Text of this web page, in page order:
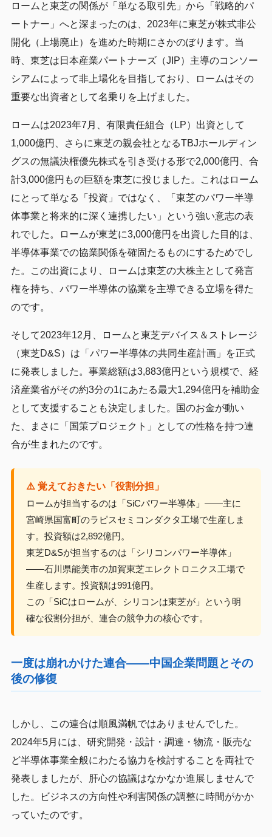
ロームと東芝の関係が「単なる取引先」から「戦略的パ
ートナー」へと深まったのは、2023年に東芝が株式非公
開化（上場廃止）を進めた時期にさかのぼります。当
時、東芝は日本産業パートナーズ（JIP）主導のコンソー
シアムによって非上場化を目指しており、ロームはその
重要な出資者として名乗りを上げました。
ロームは2023年7月、有限責任組合（LP）出資として
1,000億円、さらに東芝の親会社となるTBJホールディン
グスの無議決権優先株式を引き受ける形で2,000億円、合
計3,000億円もの巨額を東芝に投じました。これはローム
にとって単なる「投資」ではなく、「東芝のパワー半導
体事業と将来的に深く連携したい」という強い意志の表
れでした。ロームが東芝に3,000億円を出資した目的は、
半導体事業での協業関係を確固たるものにするためでし
た。この出資により、ロームは東芝の大株主として発言
権を持ち、パワー半導体の協業を主導できる立場を得た
のです。
そして2023年12月、ロームと東芝デバイス＆ストレージ
（東芝D&S）は「パワー半導体の共同生産計画」を正式
に発表しました。事業総額は3,883億円という規模で、経
済産業省がその約3分の1にあたる最大1,294億円を補助金
として支援することも決定しました。国のお金が動い
た、まさに「国策プロジェクト」としての性格を持つ連
合が生まれたのです。
⚠️ 覚えておきたい「役割分担」
ロームが担当するのは「SiCパワー半導体」——主に
宮崎県国富町のラピスセミコンダクタ工場で生産しま
す。投資額は2,892億円。
東芝D&Sが担当するのは「シリコンパワー半導体」
——石川県能美市の加賀東芝エレクトロニクス工場で
生産します。投資額は991億円。
この「SiCはロームが、シリコンは東芝が」という明
確な役割分担が、連合の競争力の核心です。
一度は崩れかけた連合——中国企業問題とその
後の修復
しかし、この連合は順風満帆ではありませんでした。
2024年5月には、研究開発・設計・調達・物流・販売な
ど半導体事業全般にわたる協力を検討することを両社で
発表しましたが、肝心の協議はなかなか進展しませんで
した。ビジネスの方向性や利害関係の調整に時間がかか
っていたのです。